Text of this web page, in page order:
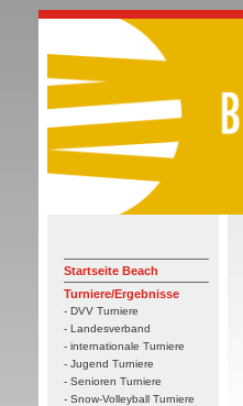
Startseite Beach
Turniere/Ergebnisse
- DVV Turniere
- Landesverband
- internationale Turniere
- Jugend Turniere
- Senioren Turniere
- Snow-Volleyball Turniere